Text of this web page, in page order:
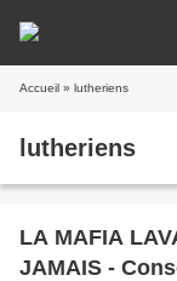
Accueil » lutheriens
lutheriens
LA MAFIA
JAMAIS -